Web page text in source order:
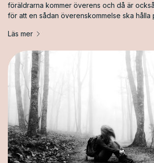
föräldrarna kommer överens och då är
för att en sådan överenskommelse ska hålla
gemensamma barn är konflikten mellan
[&hellip;]
Läs mer